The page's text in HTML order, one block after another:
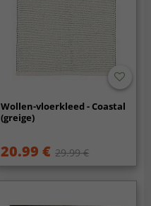
Wollen-vloerkleed - Coastal
(greige)
20.99 € 29.99 €